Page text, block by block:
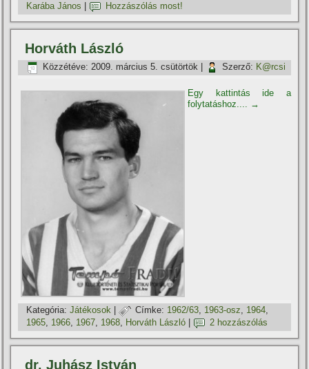
Karába János
Hozzászólás most!
Horváth László
Közzétéve: 2009. március 5. csütörtök Szerző: K@rcsi
Egy kattintás ide a
folytatáshoz....
→
Kategória: Játékosok Címke: 1962/63 1963-osz 1964
1965 1966 1967 1968 Horváth László 2 hozzászólás
dr. Juhász István